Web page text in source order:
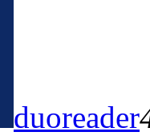
duoreader